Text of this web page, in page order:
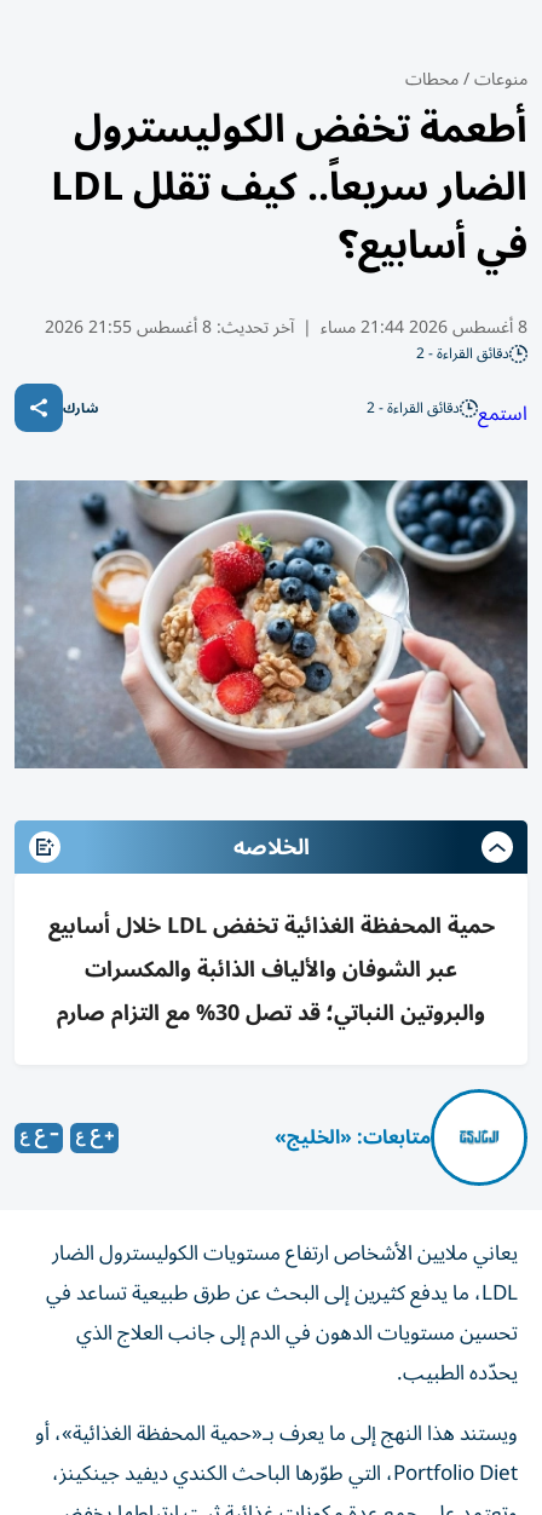
منوعات/محطات
أطعمة تخفض الكوليسترول
الضار سريعاً.. كيف تقلل LDL
في أسابيع؟
8 أغسطس 2026 21:44 مساء | آخر تحديث:8 أغسطس 21:55 2026
دقائق القراءة - 2
استمع دقائق القراءة - 2 شارك
الخلاصه
حمية المحفظة الغذائية تخفض LDL خلال أسابيع
عبر الشوفان والألياف الذائبة والمكسرات
والبروتين النباتي؛ قد تصل 30% مع التزام صارم
متابعات: «الخليج»
يعاني ملايين الأشخاص ارتفاع مستويات الكوليسترول الضار
LDL، ما يدفع كثيرين إلى البحث عن طرق طبيعية تساعد في
تحسين مستويات الدهون في الدم إلى جانب العلاج الذي
يحدّده الطبيب.
ويستند هذا النهج إلى ما يعرف بـ«حمية المحفظة الغذائية»، أو
Portfolio Diet، التي طوّرها الباحث الكندي ديفيد جينكينز،